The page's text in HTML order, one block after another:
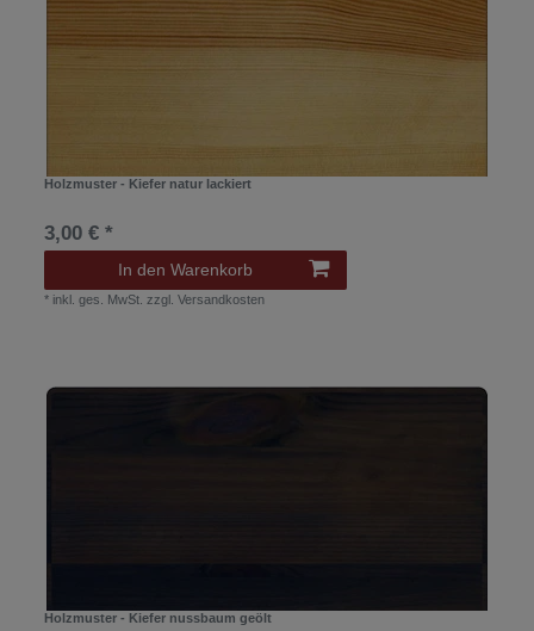
Holzmuster - Kiefer natur lackiert
3,00 € *
In den Warenkorb
* inkl. ges. MwSt. zzgl.Versandkosten
Holzmuster - Kiefer nussbaum geölt